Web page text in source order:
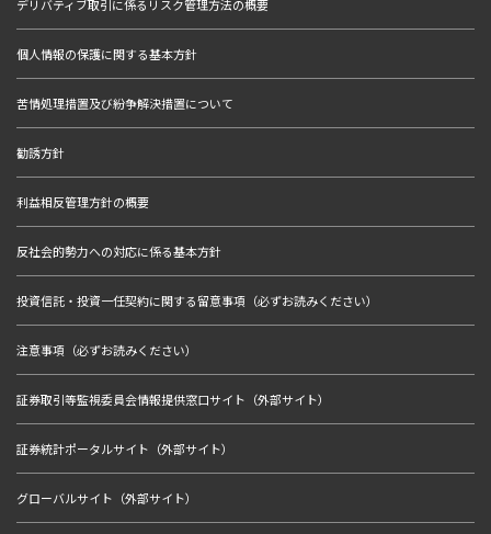
デリバティブ取引に係るリスク管理方法の概要
個人情報の保護に関する基本方針
苦情処理措置及び紛争解決措置について
勧誘方針
利益相反管理方針の概要
反社会的勢力への対応に係る基本方針
投資信託・投資一任契約に関する留意事項（必ずお読みください）
注意事項（必ずお読みください）
証券取引等監視委員会情報提供窓口サイト（外部サイト）
証券統計ポータルサイト（外部サイト）
グローバルサイト（外部サイト）